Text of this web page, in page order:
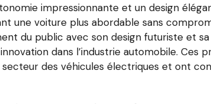
impressionnante et un design
une voiture plus abordable sans
du public avec son design futuriste et
dans l’industrie automobile. Ces
des véhicules électriques et ont